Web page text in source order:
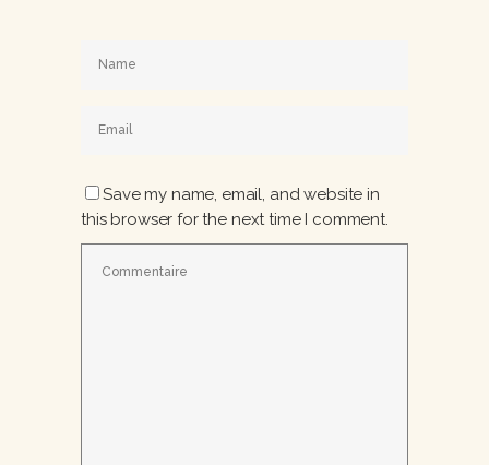
Save my name, email, and website in
this browser for the next time I comment.